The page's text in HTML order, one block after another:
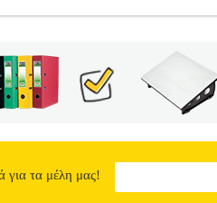
στιγμή να την
ΓΙΑ SONY ERICSSON XPERIA
3.93
για τα μέλη μας!